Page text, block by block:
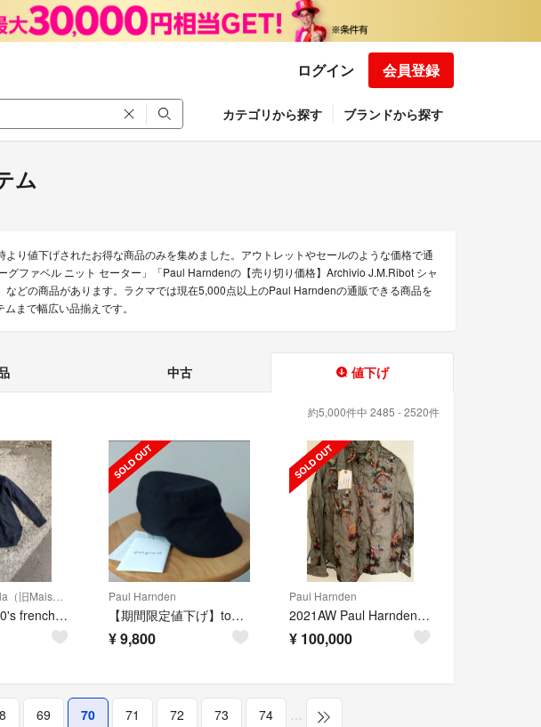
ログイン 会員登録
カテゴリから探す ブランドから探す
ム
り値下げされたお得な商品のみを集めました。アウトレットやセールのような価格で通
ファベル ニット セーター」「Paul Harndenの【売り切り価格】Archivio J.M.Ribot シャ
どの商品があります。ラクマでは現在5,000点以上のPaul Harndenの通販できる商品を
まで幅広い品揃えです。
中古 値下げ
約5,000件中 2485 - 2520件
Maison Margiela（旧Maison Martin Margiela）
proposition 40's french antique shirt
Paul Harnden
【期間限定値下げ】toogood THE CARPENTER CAP 「黒」
¥9,800
Paul Harnden
2021AW Paul Harnden ポールハーデン シャツ
¥ 100,000
69 70 71 72 73 74 …